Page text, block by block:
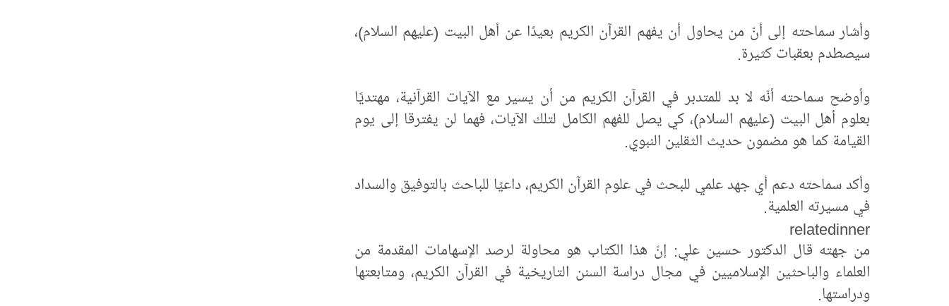
وأشار سماحته إلى أنّ من يحاول أن يفهم القرآن الكريم بعيدًا عن أهل البيت (عليهم السلام)،
سيصطدم بعقبات كثيرة.
وأوضح سماحته أنّه لا بد للمتدبر في القرآن الكريم من أن يسير مع الآيات القرآنية، مهتديًا
بعلوم أهل البيت (عليهم السلام)، كي يصل للفهم الكامل لتلك الآيات، فهما لن يفترقا إلى يوم
القيامة كما هو مضمون حديث الثقلين النبوي.
وأكد سماحته دعم أي جهد علمي للبحث في علوم القرآن الكريم، داعيًا للباحث بالتوفيق والسداد
في مسيرته العلمية.
relatedinner
من جهته قال الدكتور حسين علي: إنّ هذا الكتاب هو محاولة لرصد الإسهامات المقدمة من
العلماء والباحثين الإسلاميين في مجال دراسة السنن التاريخية في القرآن الكريم، ومتابعتها
ودراستها.